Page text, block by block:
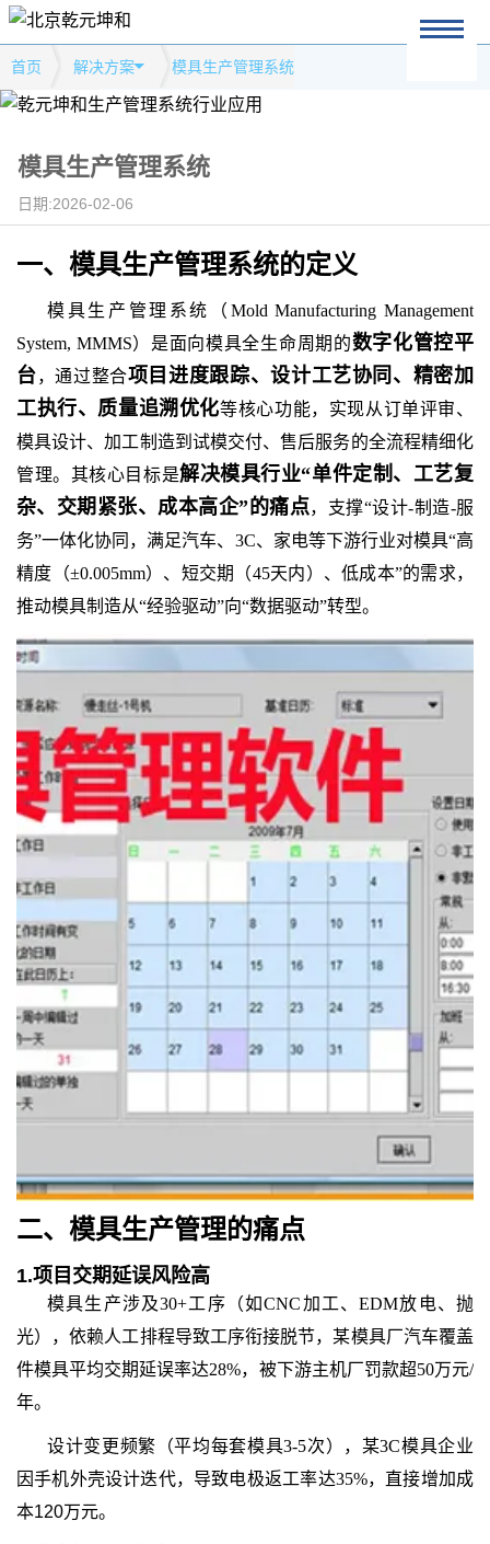
首页 解决方案 模具生产管理系统
模具生产管理系统
日期:2026-02-06
一、模具生产管理系统的定义
模具生产管理系统（Mold Manufacturing Management
System, MMMS）是面向模具全生命周期的数字化管控平
台，通过整合项目进度跟踪、设计工艺协同、精密加
工执行、质量追溯优化等核心功能，实现从订单评审、
模具设计、加工制造到试模交付、售后服务的全流程精细化
管理。其核心目标是解决模具行业“单件定制、工艺复
杂、交期紧张、成本高企”的痛点，支撑“设计-制造-服
务”一体化协同，满足汽车、3C、家电等下游行业对模具“高
精度（±0.005mm）、短交期（45天内）、低成本”的需求，
推动模具制造从“经验驱动”向“数据驱动”转型。
二、 模具生产管理的痛点
1.项目交期延误风险高
模具生产涉及30+工序（如CNC加工、EDM放电、抛
光），依赖人工排程导致工序衔接脱节，某模具厂汽车覆盖
件模具平均交期延误率达28%，被下游主机厂罚款超50万元/
年。
设计变更频繁（平均每套模具3-5次），某3C模具企业
因手机外壳设计迭代，导致电极返工率达35%，直接增加成
本120万元。